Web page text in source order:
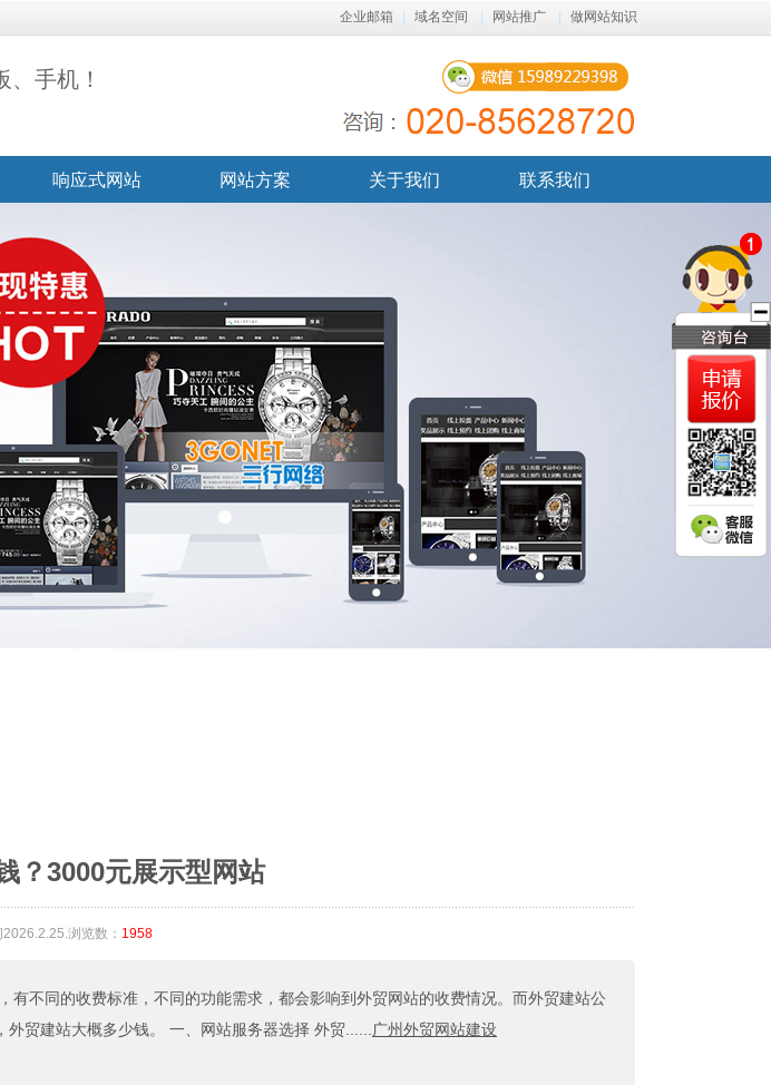
做网站知识
网站推广
域名空间
企业邮箱
手机！
响应式网站 网站方案 关于我们 联系我们
？3000元展示型网站
浏览数： 1958
有不同的收费标准，不同的功能需求，都会影响到外贸网站的收费情况。而外贸建站公
贸建站大概多少钱。 一、网站服务器选择 外贸......
广州外贸网站建设